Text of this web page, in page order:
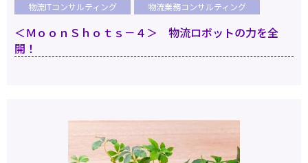
物流ITコンサルティング 物流業務コンサルティング
＜ＭｏｏｎＳｈｏｔｓ－４＞ 物流ロボットの力を全
開！